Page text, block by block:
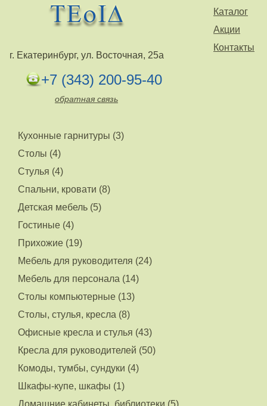
Каталог
Акции
Контакты
г. Екатеринбург, ул. Восточная, 25а
+7 (343) 200-95-40
обратная связь
Кухонные гарнитуры (3)
Столы (4)
Стулья (4)
Спальни, кровати (8)
Детская мебель (5)
Гостиные (4)
Прихожие (19)
Мебель для руководителя (24)
Мебель для персонала (14)
Столы компьютерные (13)
Столы, стулья, кресла (8)
Офисные кресла и стулья (43)
Кресла для руководителей (50)
Комоды, тумбы, сундуки (4)
Шкафы-купе, шкафы (1)
Домашние кабинеты, библиотеки (5)